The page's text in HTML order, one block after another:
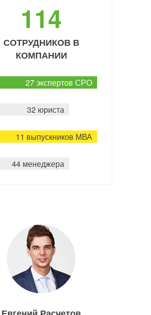
114
СОТРУДНИКОВ В
КОМПАНИИ
27 экспертов СРО
32 юриста
11 выпускников МВА
44 менеджера